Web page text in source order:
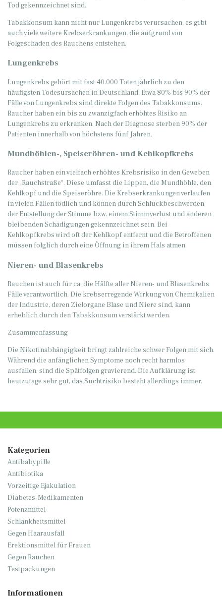
Tod gekennzeichnet sind.
Tabakkonsum kann nicht nur Lungenkrebs verursachen, es gibt
auch viele weitere Krebserkrankungen, die aufgrund von
Folgeschäden des Rauchens entstehen.
Lungenkrebs
Lungenkrebs gehört mit fast 40.000 Toten jährlich zu den
häufigsten Todesursachen in Deutschland. Etwa 80% bis 90% der
Fälle von Lungenkrebs sind direkte Folgen des Tabakkonsums.
Raucher haben ein bis zu zwanzigfach erhöhtes Risiko an
Lungenkrebs zu erkranken. Nach der Diagnose sterben 90% der
Patienten innerhalb von höchstens fünf Jahren.
Mundhöhlen-, Speiseröhren- und Kehlkopfkrebs
Raucher haben ein vielfach erhöhtes Krebsrisiko in den Geweben
der „Rauchstraße“. Diese umfasst die Lippen, die Mundhöhle, den
Kehlkopf und die Speiseröhre. Die Krebserkrankungen verlaufen
in vielen Fällen tödlich und können durch Schluckbeschwerden,
der Entstellung der Stimme bzw. einem Stimmverlust und anderen
bleibenden Schädigungen gekennzeichnet sein. Bei
Kehlkopfkrebs wird oft der Kehlkopf entfernt und die Betroffenen
müssen folglich durch eine Öffnung in ihrem Hals atmen.
Nieren- und Blasenkrebs
Rauchen ist auch für ca. die Hälfte aller Nieren- und Blasenkrebs
Fälle verantwortlich. Die krebserregende Wirkung von Chemikalien
der Industrie, deren Zielorgane Blase und Niere sind, kann
erheblich durch den Tabakkonsum verstärkt werden.
Zusammenfassung
Die Nikotinabhängigkeit bringt zahlreiche schwer Folgen mit sich.
Während die anfänglichen Symptome noch recht harmlos
ausfallen, sind die Spätfolgen gravierend. Die Aufklärung ist
heutzutage sehr gut, das Suchtrisiko besteht allerdings immer.
Kategorien
Antibabypille
Antibiotika
Vorzeitige Ejakulation
Diabetes-Medikamenten
Potenzmittel
Schlankheitsmittel
Gegen Haarausfall
Erektionsmittel für Frauen
Gegen Rauchen
Testpackungen
Informationen